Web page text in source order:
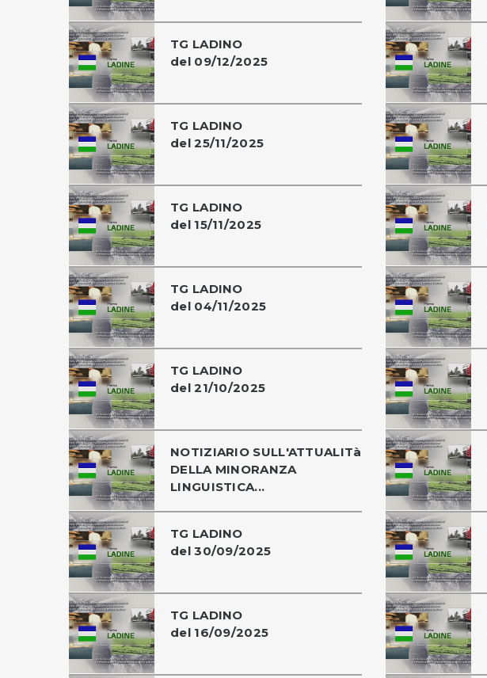
TG LADINO
del 09/12/2025
TG LADINO
del 25/11/2025
TG LADINO
del 15/11/2025
TG LADINO
del 04/11/2025
TG LADINO
del 21/10/2025
NOTIZIARIO SULL'ATTUALITà
DELLA MINORANZA
LINGUISTICA...
TG LADINO
del 30/09/2025
TG LADINO
del 16/09/2025